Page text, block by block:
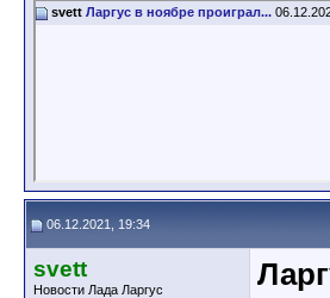
svett Ларгус в ноябре проиграл...
06.12.2021, 19:34
svett
Новости Лада Ларгус